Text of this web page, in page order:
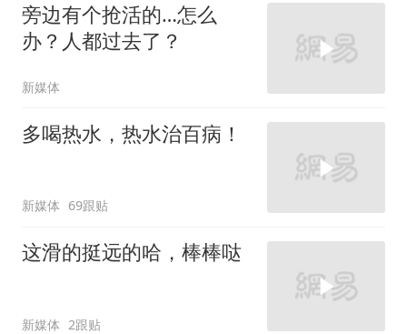
旁边有个抢活的…怎么
办？人都过去了？
新媒体
多喝热水，热水治百病！
新媒体 69跟贴
这滑的挺远的哈，棒棒哒
新媒体 2跟贴